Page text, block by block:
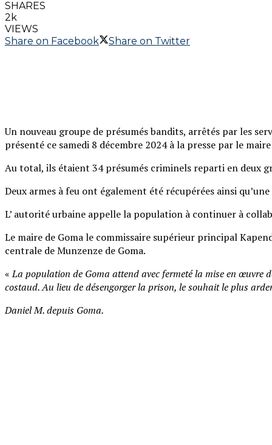
SHARES
2k
VIEWS
Share on Facebook
Share on Twitter
Un nouveau groupe de présumés bandits, arrêtés par les
présenté ce samedi 8 décembre 2024 à la presse par le
Au total, ils étaient 34 présumés criminels reparti en deux
Deux armes à feu ont également été récupérées ainsi
L’ autorité urbaine appelle la population à continuer à
Le maire de Goma le commissaire supérieur principal
centrale de Munzenze de Goma.
«La population de Goma attend avec fermeté la mise en œuvre
costaud. Au lieu de désengorger la prison, le souhait le plus
Daniel M. depuis Goma.